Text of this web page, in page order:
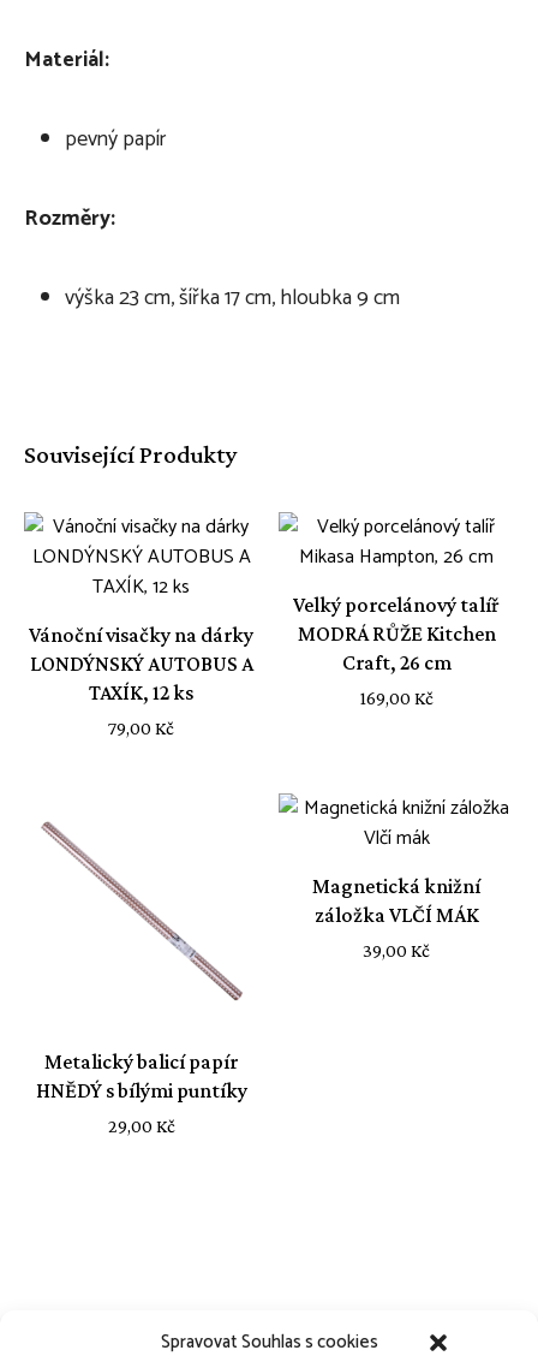
Spravovat Souhlas s cookies
Materiál:
pevný papír
Rozměry:
výška 23 cm, šířka 17 cm, hloubka 9 cm
Související Produkty
Vánoční visačky na dárky
LONDÝNSKÝ AUTOBUS A
TAXÍK, 12 ks
79,00Kč
Velký porcelánový talíř
MODRÁ RŮŽE Kitchen
Craft, 26 cm
169,00 Kč
Metalický balicí papír
HNĚDÝ s bílými puntíky
29,00 Kč
Magnetická knižní
záložka VLČÍ MÁK
39,00Kč